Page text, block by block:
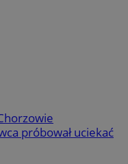
próbował uciekać